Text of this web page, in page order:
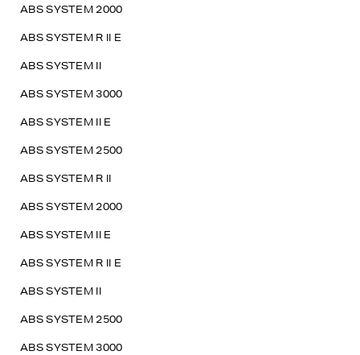
ABS SYSTEM 2000
ABS SYSTEM R II E
ABS SYSTEM II
ABS SYSTEM 3000
ABS SYSTEM II E
ABS SYSTEM 2500
ABS SYSTEM R II
ABS SYSTEM 2000
ABS SYSTEM II E
ABS SYSTEM R II E
ABS SYSTEM II
ABS SYSTEM 2500
ABS SYSTEM 3000